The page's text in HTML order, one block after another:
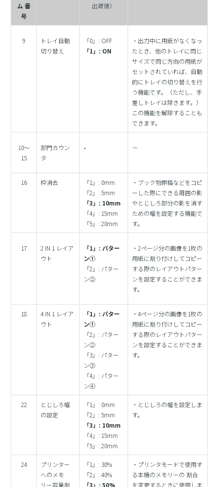
ム 番
号
出荷値）
9
トレイ自動
切り替え
「0」: OFF
「1」: ON
・出力中に用紙がなくなっ
たとき、他のトレイに同じ
サイズで同じ方向の用紙が
セットされていれば、自動
的にトレイの切り替えを行
う機能です。（ただし、手
差しトレイは除きます。）
この機能を解除することも
できます。
10～
15
部門カウン
タ
- －
16 枠消去
「1」: 0mm
「2」: 5mm
「3」: 10mm
「4」: 15mm
「5」: 20mm
・ブック物原稿などをコピ
ーした際にできる周囲の影
やとじしろ部分の影を消す
ための幅を設定する機能で
す。
17
2 IN 1 レイア
ウト
「1」: パター
ン①
「2」: パター
ン②
・2ページ分の画像を1枚の
用紙に割り付けしてコピー
する際のレイアウトパター
ンを設定することができま
す。
18
4 IN 1 レイア
ウト
「1」: パター
ン①
「2」: パター
ン②
「3」: パター
ン③
「4」: パター
ン④
・4ページ分の画像を1枚の
用紙に割り付けしてコピー
する際のレイアウトパター
ンを設定することができま
す。
22
とじしろ幅
の設定
「1」: 0mm
「2」: 5mm
「3」: 10mm
「4」: 15mm
「5」: 20mm
・とじしろの幅を設定しま
す。
24
プリンター
へのメモ
リー容量割
「1」: 30%
「2」: 40%
「3」: 50%
・プリンタモードで使用す
る本機のメモリーの 割合
を変更するときに使用しま